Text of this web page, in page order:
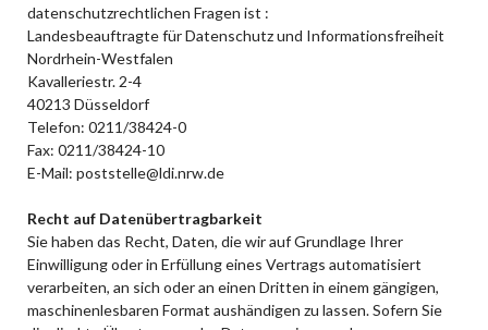
datenschutzrechtlichen Fragen ist :
Landesbeauftragte für Datenschutz und Informationsfreiheit
Nordrhein-Westfalen
Kavalleriestr. 2-4
40213 Düsseldorf
Telefon: 0211/38424-0
Fax: 0211/38424-10
E-Mail: poststelle@ldi.nrw.de
Recht auf Datenübertragbarkeit
Sie haben das Recht, Daten, die wir auf Grundlage Ihrer
Einwilligung oder in Erfüllung eines Vertrags automatisiert
verarbeiten, an sich oder an einen Dritten in einem gängigen,
maschinenlesbaren Format aushändigen zu lassen. Sofern Sie